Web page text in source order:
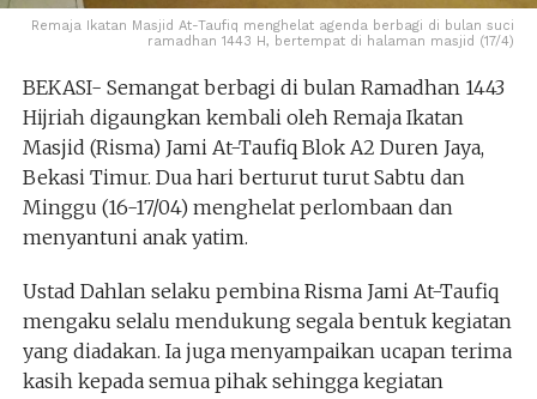
Remaja Ikatan Masjid At-Taufiq menghelat agenda berbagi di bulan suci
ramadhan 1443 H, bertempat di halaman masjid (17/4)
BEKASI- Semangat berbagi di bulan Ramadhan 1443
Hijriah digaungkan kembali oleh Remaja Ikatan
Masjid (Risma) Jami At-Taufiq Blok A2 Duren Jaya,
Bekasi Timur. Dua hari berturut turut Sabtu dan
Minggu (16-17/04) menghelat perlombaan dan
menyantuni anak yatim.
Ustad Dahlan selaku pembina Risma Jami At-Taufiq
mengaku selalu mendukung segala bentuk kegiatan
yang diadakan. Ia juga menyampaikan ucapan terima
kasih kepada semua pihak sehingga kegiatan